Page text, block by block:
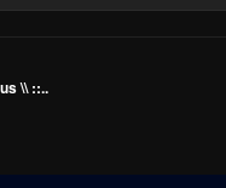
\\ ::..